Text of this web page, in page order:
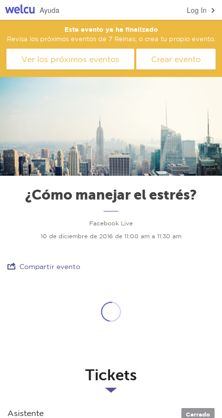
Log In
Ayuda
Este evento ya ha finalizado
Revisa los próximos eventos de 7 Reinas, o crea tu propio evento.
Ver los próximos eventos Crear evento
¿Cómo manejar el estrés?
Facebook Live
10 de diciembre de 2016 de 11:00 am a 11:30 am
Compartir evento
Tickets
Asistente
Cerrado